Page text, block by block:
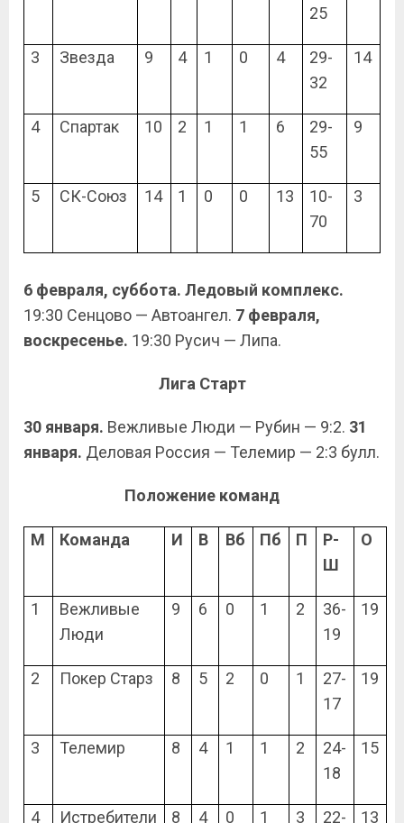
25
3 Звезда 9 4 1 0 4
29-
32
14
4 Спартак 10 2 1 1 6
29-
55
9
5 СК-Союз 14 1 0 0 13
10-
70
3
6 февраля, суббота. Ледовый комплекс.
19:30 Сенцово — Автоангел. 7 февраля,
воскресенье. 19:30 Русич — Липа.
Лига Старт
30 января. Вежливые Люди — Рубин — 9:2. 31
января. Деловая Россия — Телемир — 2:3 булл.
Положение команд
М Команда И В Вб Пб П
Р-
Ш
О
1
Вежливые
Люди
9 6 0 1 2
36-
19
19
2 Покер Старз 8 5 2 0 1
27-
17
19
3 Телемир 8 4 1 1 2
24-
18
15
4 Истребители 8 4 0 1 3
22-
13